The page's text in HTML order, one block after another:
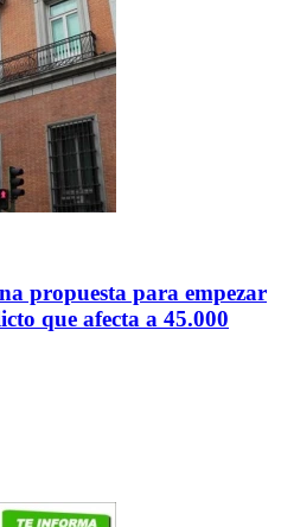
propuesta para empezar
que afecta a 45.000